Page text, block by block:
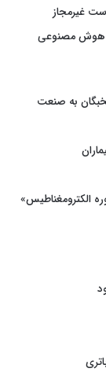
غیرمجاز
هوش مصنوعی
به صنعت
الکترومغناطیس»